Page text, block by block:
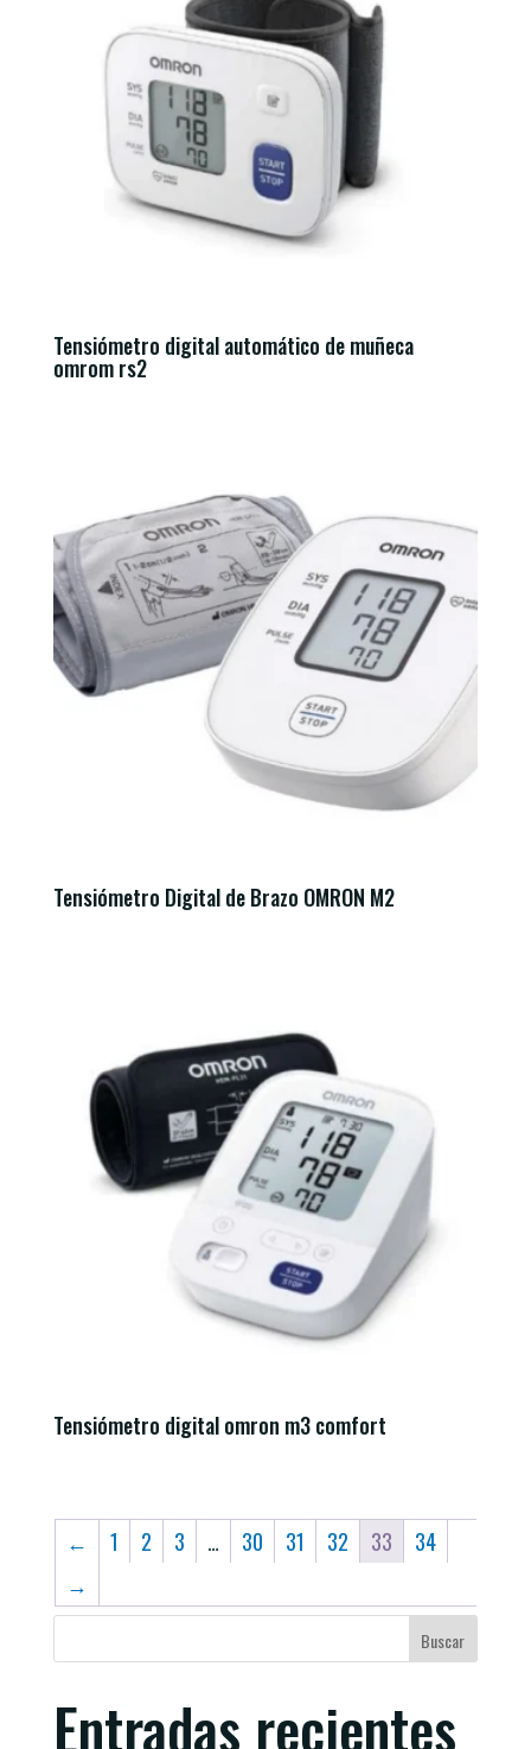
Tensiómetro digital automático de muñeca
omrom rs2
Tensiómetro Digital de Brazo OMRON M2
Tensiómetro digital omron m3 comfort
← 1 2 3 … 30 31 32 33
34
→
Buscar
Entradas recientes